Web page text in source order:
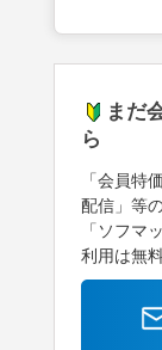
まだ
ら
「会員特
配信」等
「ソフマ
利用は無